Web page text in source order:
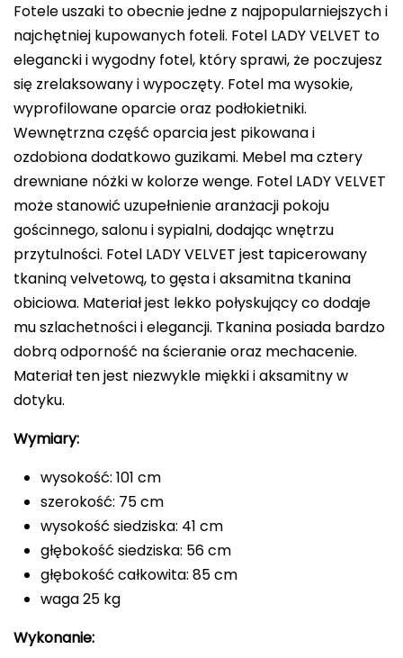
Fotele uszaki to obecnie jedne z najpopularniejszych i
najchętniej kupowanych foteli. Fotel LADY VELVET to
elegancki i wygodny fotel, który sprawi, że poczujesz
się zrelaksowany i wypoczęty. Fotel ma wysokie,
wyprofilowane oparcie oraz podłokietniki.
Wewnętrzna część oparcia jest pikowana i
ozdobiona dodatkowo guzikami. Mebel ma cztery
drewniane nóżki w kolorze wenge. Fotel LADY VELVET
może stanowić uzupełnienie aranżacji pokoju
gościnnego, salonu i sypialni, dodając wnętrzu
przytulności. Fotel LADY VELVET jest tapicerowany
tkaniną velvetową, to gęsta i aksamitna tkanina
obiciowa. Materiał jest lekko połyskujący co dodaje
mu szlachetności i elegancji. Tkanina posiada bardzo
dobrą odporność na ścieranie oraz mechacenie.
Materiał ten jest niezwykle miękki i aksamitny w
dotyku.
Wymiary:
wysokość: 101 cm
szerokość: 75 cm
wysokość siedziska: 41 cm
głębokość siedziska: 56 cm
głębokość całkowita: 85 cm
waga 25 kg
Wykonanie: